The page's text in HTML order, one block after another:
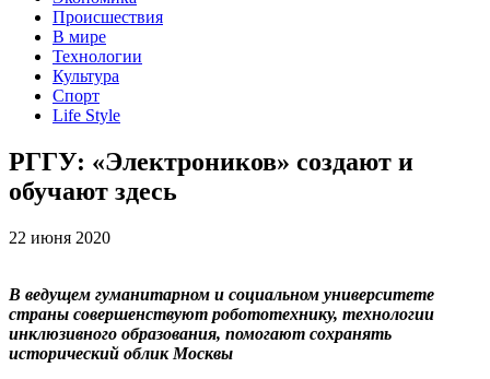
Происшествия
В мире
Технологии
Культура
Спорт
Life Style
РГГУ: «Электроников» создают и
обучают здесь
22 июня 2020
В ведущем гуманитарном и социальном университете
страны совершенствуют робототехнику, технологии
инклюзивного образования, помогают сохранять
исторический облик Москвы